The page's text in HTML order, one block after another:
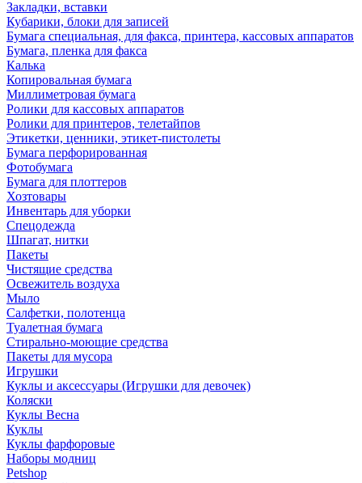
Закладки, вставки
Кубарики, блоки для записей
Бумага специальная, для факса, принтера, кассовых аппаратов
Бумага, пленка для факса
Калька
Копировальная бумага
Миллиметровая бумага
Ролики для кассовых аппаратов
Ролики для принтеров, телетайпов
Этикетки, ценники, этикет-пистолеты
Бумага перфорированная
Фотобумага
Бумага для плоттеров
Хозтовары
Инвентарь для уборки
Спецодежда
Шпагат, нитки
Пакеты
Чистящие средства
Освежитель воздуха
Мыло
Салфетки, полотенца
Туалетная бумага
Стирально-моющие средства
Пакеты для мусора
Игрушки
Куклы и аксессуары (Игрушки для девочек)
Коляски
Куклы Весна
Куклы
Куклы фарфоровые
Наборы модниц
Petshop